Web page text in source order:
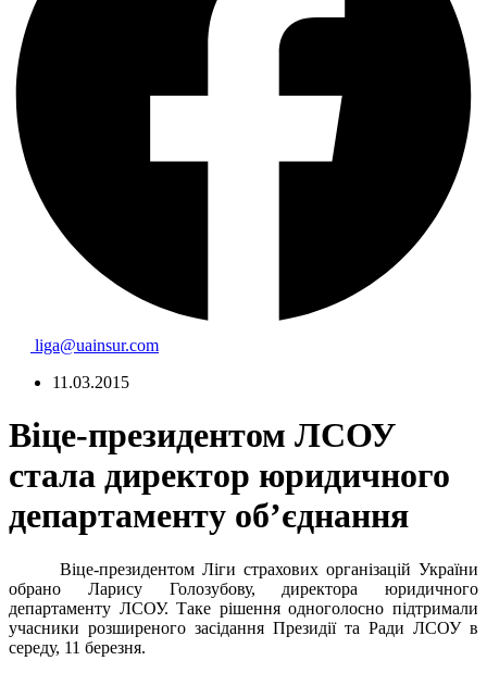
liga@uainsur.com
11.03.2015
Віце-президентом ЛСОУ
стала директор юридичного
департаменту об’єднання
Віце-президентом Ліги страхових організацій України
обрано Ларису Голозубову, директора юридичного
департаменту ЛСОУ. Таке рішення одноголосно підтримали
учасники розширеного засідання Президії та Ради ЛСОУ в
середу, 11 березня.